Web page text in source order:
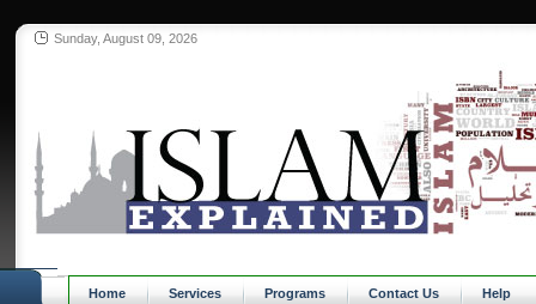
Sunday, August 09, 2026
Home Services Programs Contact Us Help